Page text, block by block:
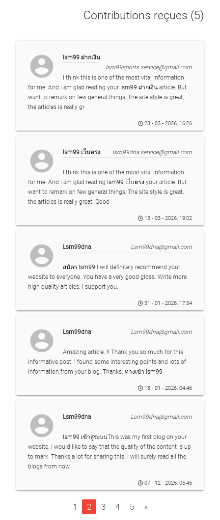
Contributions reçues (5)
account_circle
lsm99 ฝากเงิน
lsm99sports.service@gmail.com
I think this is one of the most vital information
for me. And i am glad reading your lsm99 ฝากเงินarticle. But
want to remark on few general things, The site style is great,
the articles is really gr
23 - 03 - 2026, 16:26
account_circle lsm99 เว็บตรง lsm99dna.service@gmail.com
I think this is one of the most vital information
for me. And i am glad reading lsm99 เว็บตรง your article. But
want to remark on few general things, The site style is great,
the articles is really great. Good
13 - 03 - 2026, 19:02
account_circle Lsm99dna Lsm99dna@gmail.com
สมัคร lsm99 I will definitely recommend your
website to everyone. You have a very good gloss. Write more
high-quality articles. I support you.
31 - 01 - 2026, 17:54
account_circle Lsm99dna Lsm99dna@gmail.com
Amazing article..!! Thank you so much for this
informative post. I found some interesting points and lots of
information from your blog. Thanks. ทางเข้า lsm99
18 - 01 - 2026, 04:46
account_circle Lsm99dna Lsm99dna@gmail.com
lsm99 เข้าสู่ระบบThis was my first blog on your
website. I would like to say that the quality of the content is up
to mark. Thanks a lot for sharing this. I will surely read all the
blogs from now.
07 - 12 - 2025, 05:45
1 2 3 4 5 »